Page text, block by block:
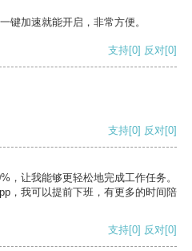
键加速就能开启，非常方便。
支持[0] 反对[0]
支持[0] 反对[0]
，让我能够更轻松地完成工作任务。
，我可以提前下班，有更多的时间陪
支持[0] 反对[0]